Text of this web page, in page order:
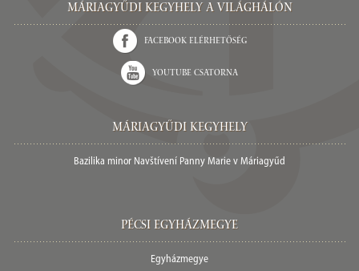
Máriagyűdi Kegyhely a világhálón
Facebook elérhetőség
Youtube csatorna
Máriagyűdi Kegyhely
Bazilika minor Navštívení Panny Marie v Máriagyűd
Pécsi egyházmegye
Egyházmegye